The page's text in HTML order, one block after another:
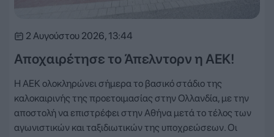
2 Αυγούστου 2026, 13:44
Αποχαιρέτησε το Άπελντορν η ΑΕΚ!
Η ΑΕΚ ολοκληρώνει σήμερα το βασικό στάδιο της
καλοκαιρινής της προετοιμασίας στην Ολλανδία, με την
αποστολή να επιστρέφει στην Αθήνα μετά το τέλος των
αγωνιστικών και ταξιδιωτικών της υποχρεώσεων. Οι